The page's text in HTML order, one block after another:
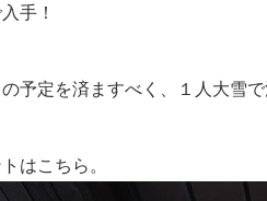
手！
予定を済ますべく、１人大雪
はこちら。